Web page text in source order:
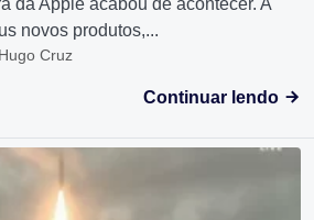
da Apple acabou de acontecer. A
novos produtos,...
Cruz
Continuar lendo